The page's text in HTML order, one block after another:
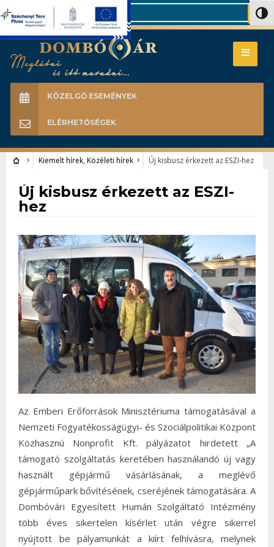
Search
KÖZELGŐ ESEMÉNYEK
ELÉRHETŐSÉGEK
Kiemelt hírek, Közéleti hírek Új kisbusz érkezett az ESZI-hez
Új kisbusz érkezett az ESZI-
hez
Az Emberi Erőforrások Minisztériuma támogatásával a
Nemzeti Fogyatékosságügyi- és Szociálpolitikai Központ
Közhasznú Nonprofit Kft. pályázatot hirdetett „A
támogató szolgáltatás keretében használandó új vagy
használt gépjármű vásárlásának, a meglévő
gépjárműpark bővítésének, cseréjének támogatására. A
Dombóvári Egyesített Humán Szolgáltató Intézmény
több éves sikertelen kísérlet után végre sikerrel
nyújtott be pályamunkát a kiírt felhívásra, melynek